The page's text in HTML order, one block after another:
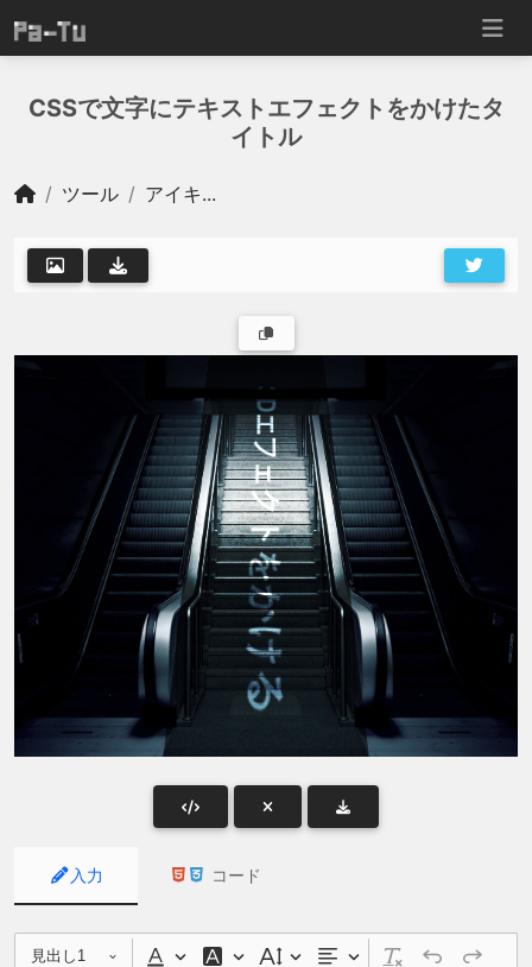
CSSで文字にテキストエフェクトをかけたタ
イトル
ツール アイキ...
入力 コード
見出し1